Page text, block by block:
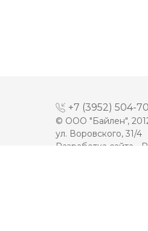
+7 (3952) 504-
© ООО "Байлен",
ул. Воровского, 31/4
Разработка сайта -